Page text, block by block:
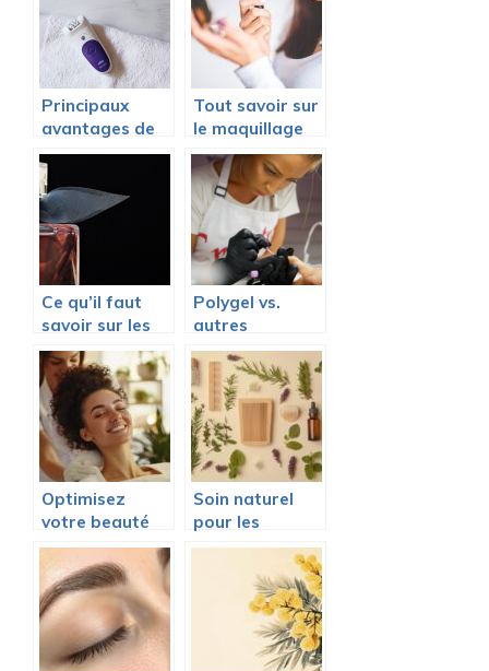
Principaux
avantages de
l’epilation laser
Tout savoir sur
le maquillage
permanent
Ce qu’il faut
savoir sur les
parfums de
Dubai
Polygel vs.
autres
methodes : les
raisons
d’adopter un
kit polygel pour
des ongles
sublimes
Optimisez
votre beauté
naturelle avec
des
traitements
personnalisés
chez Reskin
Clinic
Soin naturel
pour les
cheveux :
astuces simples
pour revitaliser
votre chevelure